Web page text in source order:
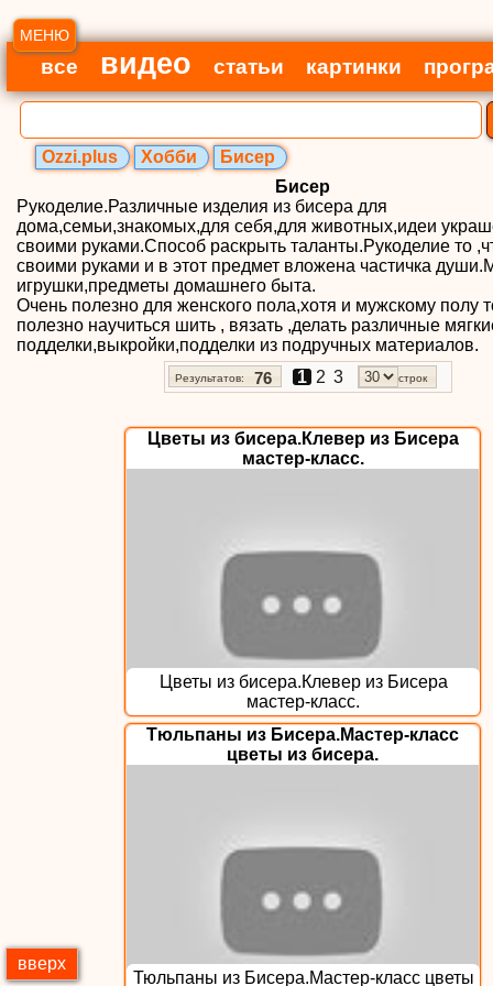
МЕНЮ
все видео статьи картинки
Ozzi.plus Хобби
Бисер
Бисер
Рукоделие.Различные изделия из бисера для
дома,семьи,знакомых,для себя,для животных,идеи
своими руками.Способ раскрыть таланты.Рукоделие то
своими руками и в этот предмет вложена частичка
игрушки,предметы домашнего быта.
Очень полезно для женского пола,хотя и мужскому полу
полезно научиться шить , вязать ,делать различные
подделки,выкройки,подделки из подручных материалов.
Результатов: 76 1 2 3 строк
Цветы из бисера.Клевер из Бисера
мастер-класс.
Цветы из бисера.Клевер из Бисера
мастер-класс.
Тюльпаны из Бисера.Мастер-класс
цветы из бисера.
Тюльпаны из Бисера.Мастер-класс цветы
вверх